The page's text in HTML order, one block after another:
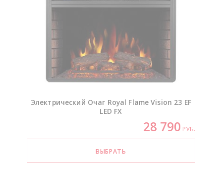
Электрический Очаг Royal Flame Vision 23 EF
LED FX
28 790 РУБ.